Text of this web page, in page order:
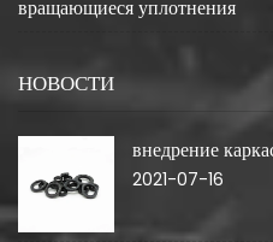
вращающиеся уплотнения
НОВОСТИ
внедрение
2021-07-16